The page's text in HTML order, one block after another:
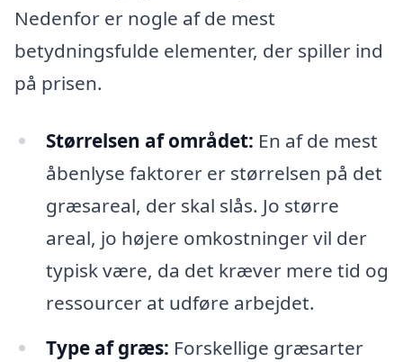
Nedenfor er nogle af de mest
betydningsfulde elementer, der spiller ind
på prisen.
Størrelsen af området: En af de mest
åbenlyse faktorer er størrelsen på det
græsareal, der skal slås. Jo større
areal, jo højere omkostninger vil der
typisk være, da det kræver mere tid og
ressourcer at udføre arbejdet.
Type af græs: Forskellige græsarter